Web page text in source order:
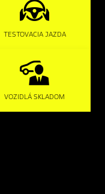
TESTOVACIA JAZDA
VOZIDLÁ SKLADOM